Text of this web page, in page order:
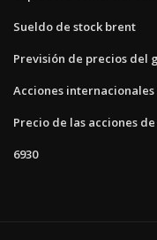
Sueldo de stock brent
Previsión de precios del
Acciones
Precio de las acciones
6930